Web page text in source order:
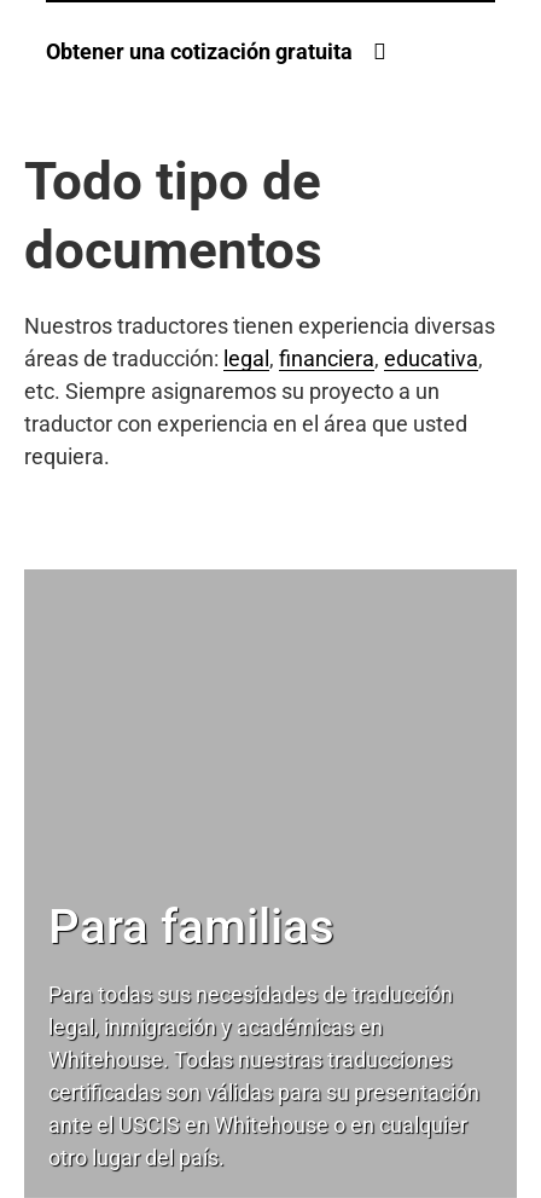
Obtener una cotización gratuita
Todo tipo de
documentos
Nuestros traductores tienen experiencia diversas
áreas de traducción: legal , financiera, educativa,
etc. Siempre asignaremos su proyecto a un
traductor con experiencia en el área que usted
requiera.
Para familias
Para todas sus necesidades detraducción
legal, inmigración y académicas en
Whitehouse. Todas nuestras traducciones
certificadas son válidas para su presentación
ante el USCIS en Whitehouse o en cualquier
otro lugar del país.